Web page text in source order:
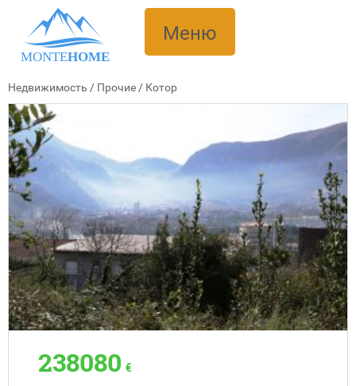
MONTEHOME
Меню
Недвижимость / Прочие / Котор
238080 €